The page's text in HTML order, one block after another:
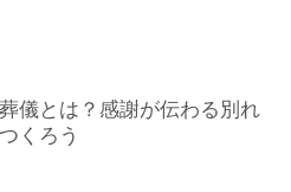
儀とは？感謝が伝わる別れ
くろう